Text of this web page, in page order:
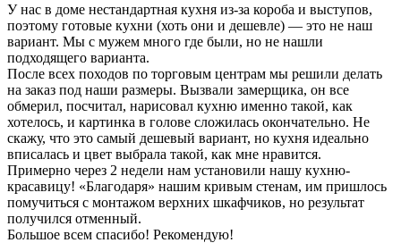
У нас в доме нестандартная кухня из-за короба и выступов,
поэтому готовые кухни (хоть они и дешевле) — это не наш
вариант. Мы с мужем много где были, но не нашли
подходящего варианта.
После всех походов по торговым центрам мы решили делать
на заказ под наши размеры. Вызвали замерщика, он все
обмерил, посчитал, нарисовал кухню именно такой, как
хотелось, и картинка в голове сложилась окончательно. Не
скажу, что это самый дешевый вариант, но кухня идеально
вписалась и цвет выбрала такой, как мне нравится.
Примерно через 2 недели нам установили нашу кухню-
красавицу! «Благодаря» нашим кривым стенам, им пришлось
помучиться с монтажом верхних шкафчиков, но результат
получился отменный.
Большое всем спасибо! Рекомендую!